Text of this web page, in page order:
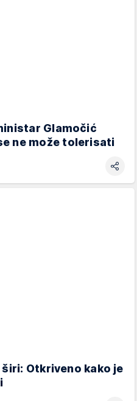
Glamočić
ne može tolerisati
Otkriveno kako je